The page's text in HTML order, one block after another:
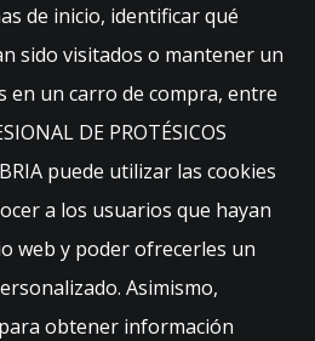
de inicio, identificar qué
sido visitados o mantener un
en un carro de compra, entre
DE PROTÉSICOS
puede utilizar las cookies
a los usuarios que hayan
web y poder ofrecerles un
Asimismo,
obtener información